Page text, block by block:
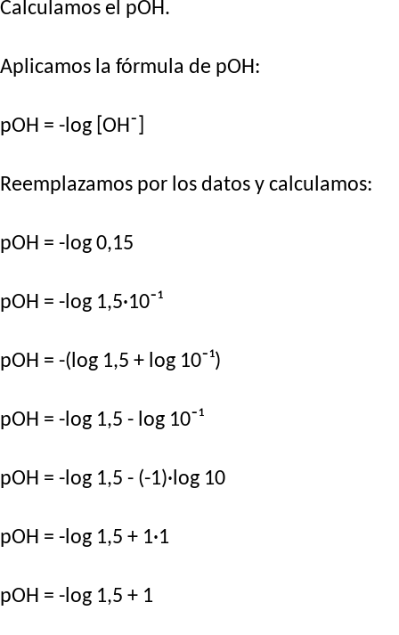
Calculamos el pOH.
Aplicamos la fórmula de pOH:
pOH = -log [OH⁻]
Reemplazamos por los datos y calculamos:
pOH = -log 0,15
pOH = -log 1,5·10⁻¹
pOH = -(log 1,5 + log 10⁻¹)
pOH = -log 1,5 - log 10⁻¹
pOH = -log 1,5 - (-1)·log 10
pOH = -log 1,5 + 1·1
pOH = -log 1,5 + 1